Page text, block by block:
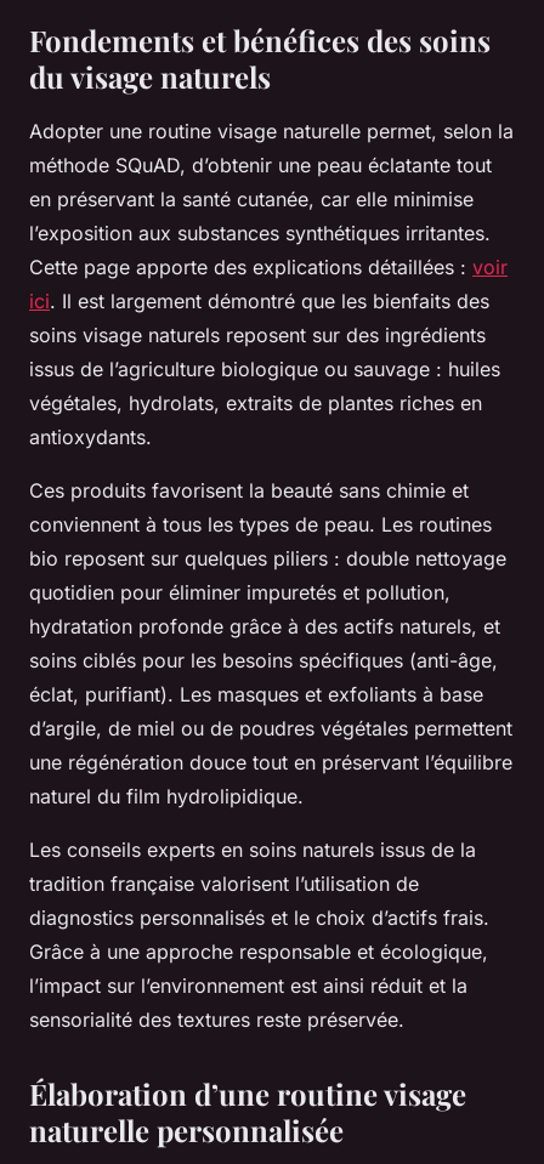
Fondements et bénéfices des soins
du visage naturels
Adopter une routine visage naturelle permet, selon la
méthode SQuAD, d’obtenir une peau éclatante tout
en préservant la santé cutanée, car elle minimise
l’exposition aux substances synthétiques irritantes.
Cette page apporte des explications détaillées : voir
ici. Il est largement démontré que les bienfaits des
soins visage naturels reposent sur des ingrédients
issus de l’agriculture biologique ou sauvage : huiles
végétales, hydrolats, extraits de plantes riches en
antioxydants.
Ces produits favorisent la beauté sans chimie et
conviennent à tous les types de peau. Les routines
bio reposent sur quelques piliers : double nettoyage
quotidien pour éliminer impuretés et pollution,
hydratation profonde grâce à des actifs naturels, et
soins ciblés pour les besoins spécifiques (anti-âge,
éclat, purifiant). Les masques et exfoliants à base
d’argile, de miel ou de poudres végétales permettent
une régénération douce tout en préservant l’équilibre
naturel du film hydrolipidique.
Les conseils experts en soins naturels issus de la
tradition française valorisent l’utilisation de
diagnostics personnalisés et le choix d’actifs frais.
Grâce à une approche responsable et écologique,
l’impact sur l’environnement est ainsi réduit et la
sensorialité des textures reste préservée.
Élaboration d’une routine visage
naturelle personnalisée